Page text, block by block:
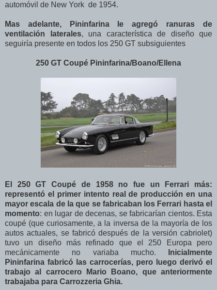
automóvil de New York de 1954.
Mas adelante, Pininfarina le agregó ranuras de
ventilación laterales, una característica de diseño que
seguiría presente en todos los 250 GT subsiguientes
250 GT Coupé Pininfarina/Boano/Ellena
El 250 GT Coupé de 1958 no fue un Ferrari más:
representó el primer intento real de producción en una
mayor escala de la que se fabricaban los Ferrari hasta el
momento: en lugar de decenas, se fabricarían cientos. Esta
coupé (que curiosamente, a la inversa de la mayoría de los
autos actuales, se fabricó después de la versión cabriolet)
tuvo un diseño más refinado que el 250 Europa pero
mecánicamente no variaba mucho.
Inicialmente
Pininfarina fabricó las carrocerías, pero luego derivó el
trabajo al carrocero Mario Boano, que anteriormente
trabajaba para Carrozzeria Ghia.